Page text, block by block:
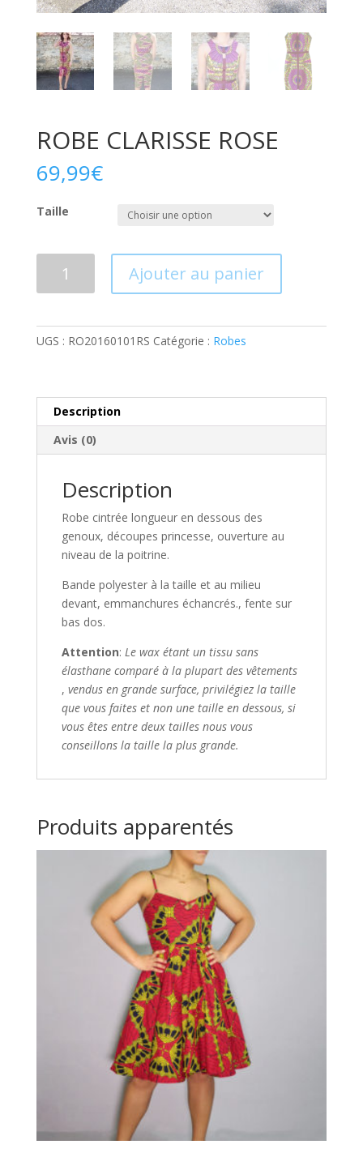
ROBE CLARISSE ROSE
69,99€
Taille
ROSE
Ajouter au panier
UGS : RO20160101RS Catégorie : Robes
Description
Avis (0)
Description
Robe cintrée longueur en dessous des
genoux, découpes princesse, ouverture au
niveau de la poitrine.
Bande polyester à la taille et au milieu
devant, emmanchures échancrés., fente sur
bas dos.
Attention: Le wax étant un tissu sans
élasthanecomparé à la plupart des vêtements​
, vendus en grande surface, privilégiez la taille
que vous faites et non une taille en dessous, si
vous êtes entre deux tailles nous vous
conseillons​ la taille la plus grande.
Produits apparentés